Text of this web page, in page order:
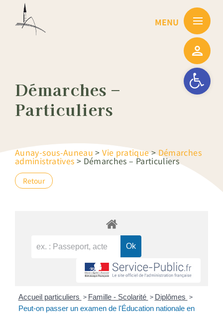
Ouvrir la
Démarches –
Particuliers
Aunay-sous-Auneau >Vie pratique>Démarches
administratives > Démarches – Particuliers
Retour
Accueil particuliers > Famille - Scolarité > Diplômes >
Peut-on passer un examen de l'Éducation nationale en